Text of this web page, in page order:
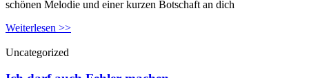
schönen Melodie und einer kurzen Botschaft an dich
Weiterlesen >>
Uncategorized